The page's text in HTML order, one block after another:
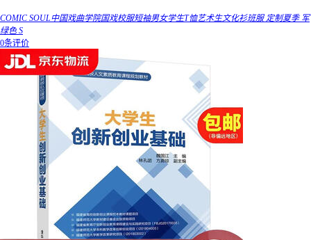
COMIC SOUL中国戏曲学院国戏校服短袖男女学生T恤艺术生文化衫班服 定制夏季 军
绿色 S
0条评价